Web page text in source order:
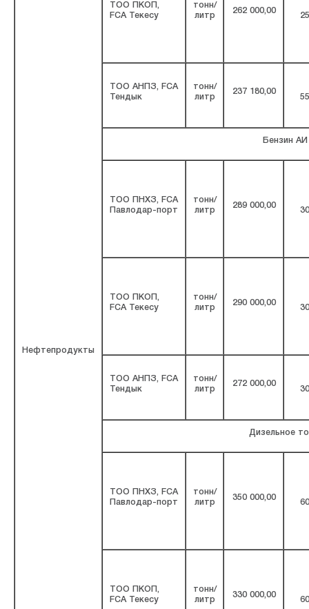
Нефтепродукты
ТОО ПКОП,
FCA Текесу
тонн/
литр
262 000,00
ТОО АНПЗ, FCA
Тендык
тонн/
литр
237 180,00
Бензин АИ
ТОО ПНХЗ, FCA
Павлодар-порт
тонн/
литр
289 000,00
ТОО ПКОП,
FCA Текесу
тонн/
литр
290 000,00
ТОО АНПЗ, FCA
Тендык
тонн/
литр
272 000,00
Дизельное
ТОО ПНХЗ, FCA
Павлодар-порт
тонн/
литр
350 000,00
ТОО ПКОП,
FCA Текесу
тонн/
литр
330 000,00